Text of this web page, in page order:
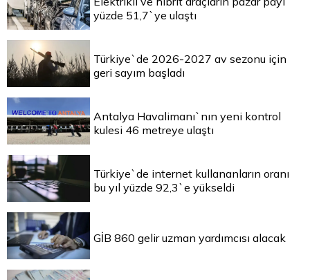
yüzde 51,7`ye ulaştı
Türkiye`de 2026-2027 av sezonu için
geri sayım başladı
Antalya Havalimanı`nın yeni kontrol
kulesi 46 metreye ulaştı
Türkiye`de internet kullananların oranı
bu yıl yüzde 92,3`e yükseldi
GİB 860 gelir uzman yardımcısı alacak